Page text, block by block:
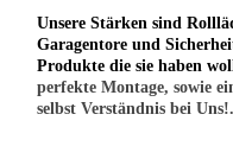
Unsere Stärken sind
Garagentore und
Produkte die sie haben
perfekte Montage, sowie
selbst Verständnis bei Uns!.